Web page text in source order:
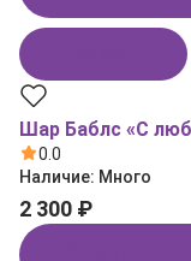
Шар Баблс «С
0.0
Наличие: Много
2 300 ₽